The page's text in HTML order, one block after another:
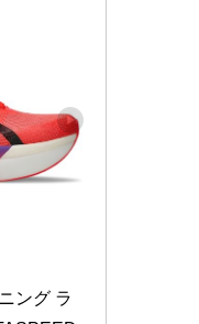
ング ラ